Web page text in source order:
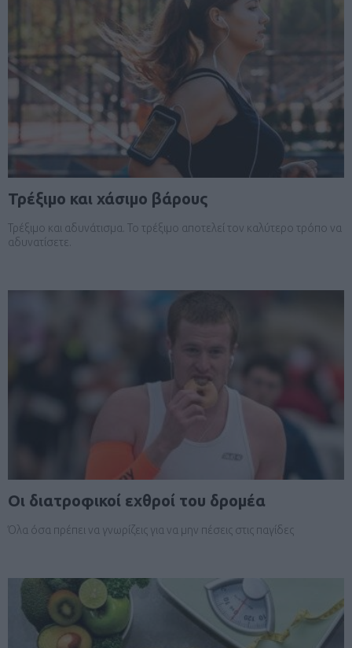
Τρέξιμο και χάσιμο βάρους
Τρέξιμο και αδυνάτισμα. Το τρέξιμο αποτελεί τον καλύτερο τρόπο να
αδυνατίσετε.
Οι διατροφικοί εχθροί του δρομέα
Όλα όσα πρέπει να γνωρίζεις για να μην πέσεις στις παγίδες